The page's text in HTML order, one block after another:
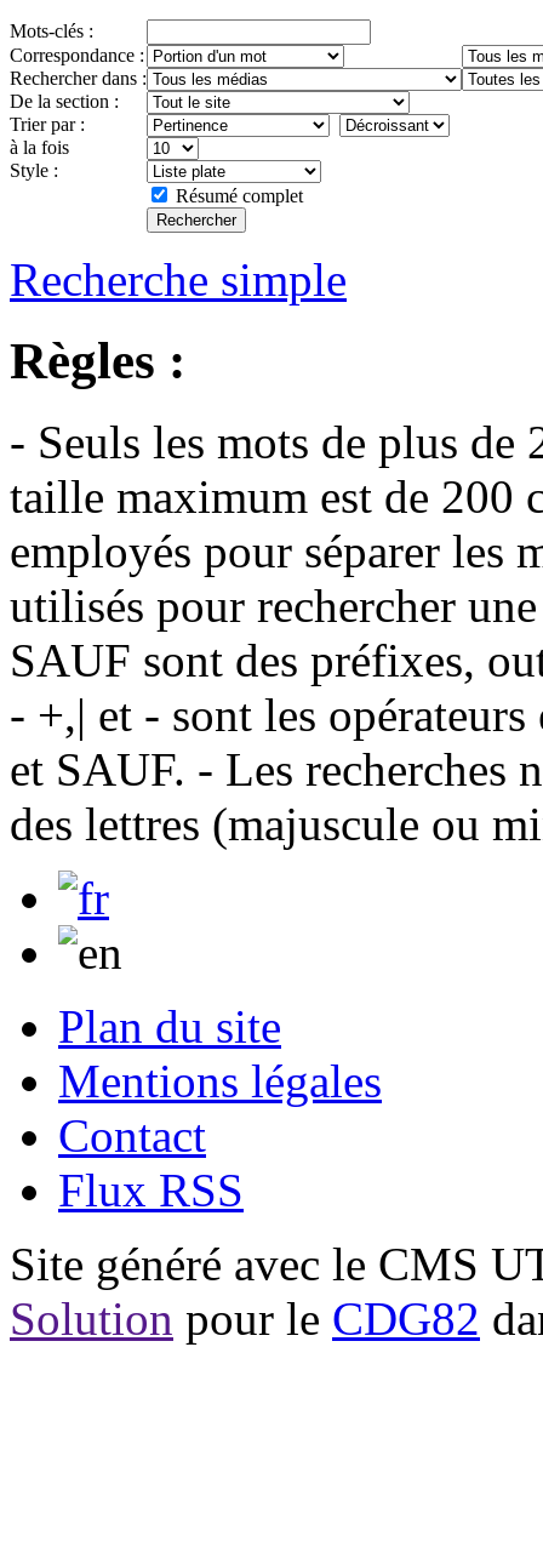
Mots-clés :
Correspondance :
Rechercher dans :
De la section :
Trier par :
à la fois
Style :
Résumé complet
Recherche simple
Règles :
- Seuls les mots de plus de
taille maximum est de 200
employés pour séparer les
utilisés pour rechercher
SAUF sont des préfixes,
- +,| et - sont les
et SAUF. - Les recherches
des lettres (majuscule ou
Plan du site
Mentions légales
Contact
Flux RSS
Site généré avec le CMS
Solution pour le CDG82